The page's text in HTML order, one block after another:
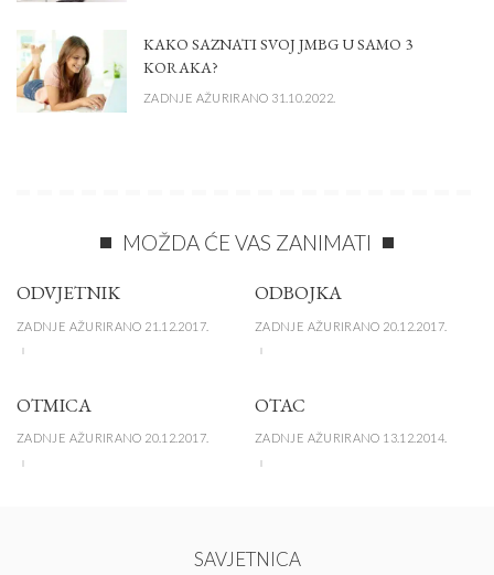
KAKO SAZNATI SVOJ JMBG U SAMO 3
KORAKA?
ZADNJE AŽURIRANO 31.10.2022.
MOŽDA ĆE VAS ZANIMATI
ODVJETNIK
ZADNJE AŽURIRANO 21.12.2017.
ODBOJKA
ZADNJE AŽURIRANO 20.12.2017.
OTMICA
ZADNJE AŽURIRANO 20.12.2017.
OTAC
ZADNJE AŽURIRANO 13.12.2014.
SAVJETNICA